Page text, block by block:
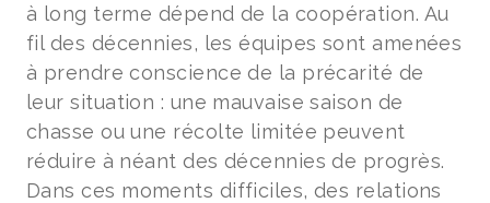
à long terme dépend de la coopération. Au
fil des décennies, les équipes sont amenées
à prendre conscience de la précarité de
leur situation : une mauvaise saison de
chasse ou une récolte limitée peuvent
réduire à néant des décennies de progrès.
Dans ces moments difficiles, des relations